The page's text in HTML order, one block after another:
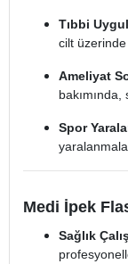
Tıbbi
cilt üzerinde
Ameliyat
bakımında,
Spor
Medi İpek
Sağlık